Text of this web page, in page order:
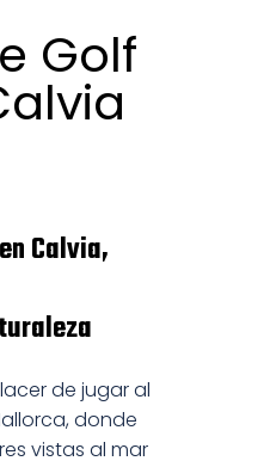
Golf
Calvia,
de jugar al
donde
vistas al mar